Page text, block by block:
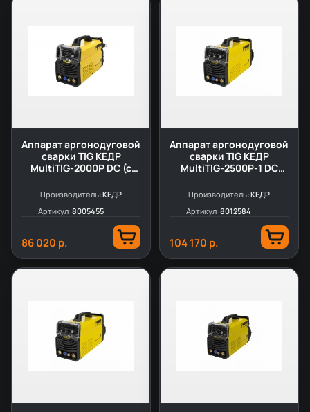
Аппарат аргонодуговой
сварки TIG КЕДР
MultiTIG-2000P DC (с
Производитель:КЕДР
Артикул:8005455
86 020 р.
Аппарат аргонодуговой
сварки TIG КЕДР
MultiTIG-2500P-1 DC
Производитель:КЕДР
Артикул:8012584
104 170 р.